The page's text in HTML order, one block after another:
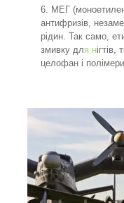
МЕГ
антифризів,
рідин. Так само,
змивку для н
целофан і